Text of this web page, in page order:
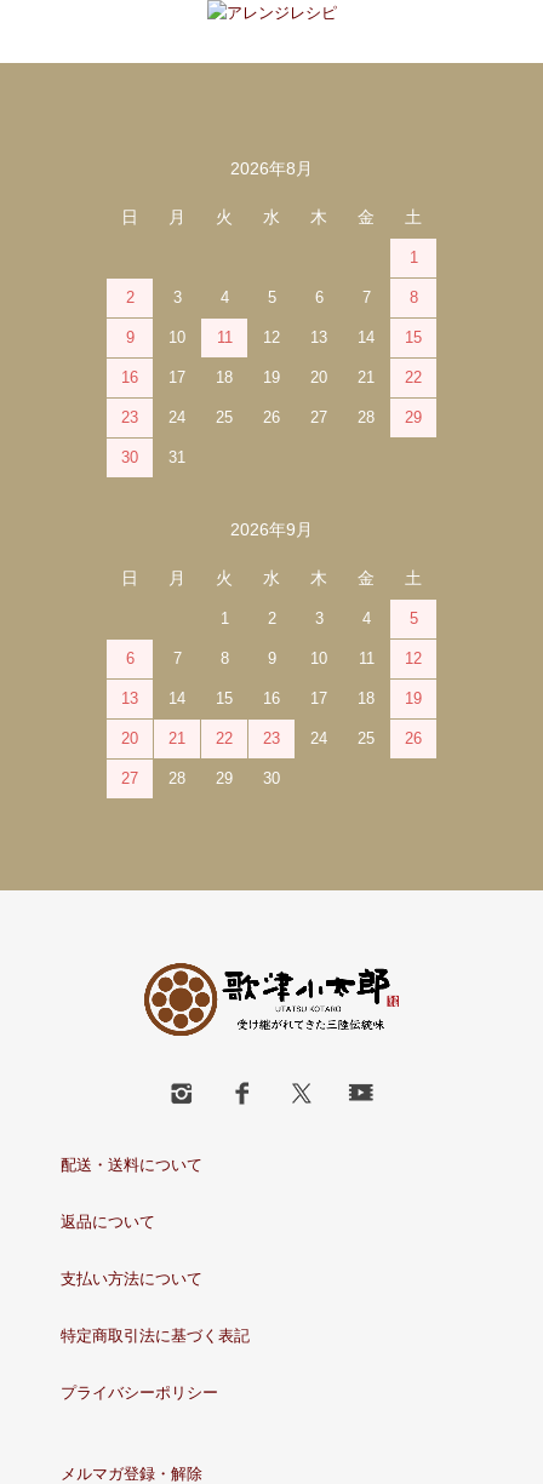
2026年8月
日 月 火 水 木 金 土
1
2 3 4 5 6 7 8
9 10 11 12 13 14 15
16 17 18 19 20 21 22
23 24 25 26 27 28 29
30 31
2026年9月
日 月 火 水 木 金 土
1 2 3 4 5
6 7 8 9 10 11 12
13 14 15 16 17 18 19
20 21 22 23 24 25 26
27 28 29 30
配送・送料について
返品について
支払い方法について
特定商取引法に基づく表記
プライバシーポリシー
メルマガ登録・解除